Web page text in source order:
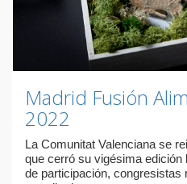
Madrid Fusión
2022
La Comunitat Valenciana se
que cerró su vigésima
de participación, congresistas